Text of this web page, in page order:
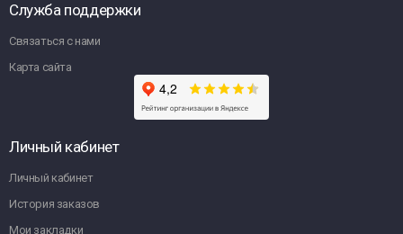
Служба поддержки
Связаться с нами
Карта сайта
Личный кабинет
Личный кабинет
История заказов
Мои закладки